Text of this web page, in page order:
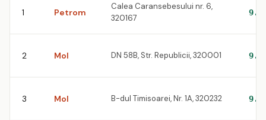
1 Petrom
Calea Caransebesului nr. 6,
320167
2 Mol DN 58B, Str. Republicii, 320001
3 Mol B-dul Timisoarei, Nr. 1A, 320232